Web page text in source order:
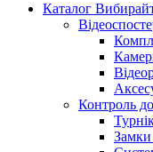
Каталог
Контроль
Замки